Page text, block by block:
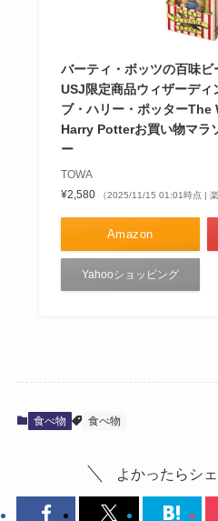
バーティ・ボッツの百味ビ
USJ限定商品ウィザーディ
ブ・ハリー・ポッター
Harry Potterお買い物マラ
ー
TOWA
¥2,580
（2025/11/15 01:01時点 | 楽
Amazon
Yahooショッピング
食べ物 食べ物
よかったらシ